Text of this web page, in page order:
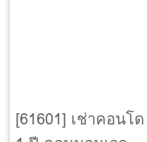
[61601] เช่าคอนโด